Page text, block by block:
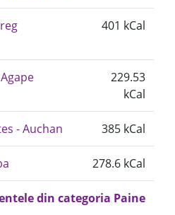
401 kCal
229.53
kCal
- Auchan 385 kCal
278.6 kCal
din categoria Paine